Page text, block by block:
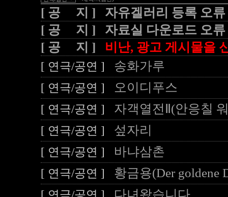
[ 공 지 ] 자유겔러리 등록 오류
[ 공 지 ] 자료실 다운로드 오류
[ 공 지 ] 비난, 광고 게시물을
[ 연극/공연 ] 송화가루
[ 연극/공연 ] 오이디푸스
[ 연극/공연 ] 자객열전Ⅱ(안응칠
[ 연극/공연 ] 섶자리
[ 연극/공연 ] 바냐삼촌
[ 연극/공연 ] 황금용(Der goldene
다녀왔습니다